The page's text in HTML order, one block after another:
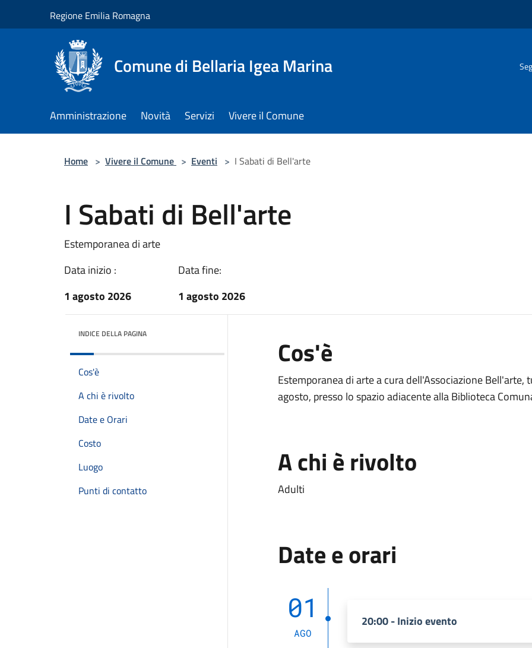
Regione Emilia Romagna
Comune di Bellaria Igea Marina
Amministrazione Novità Servizi Vivere il Comune
Home > Vivere il Comune > Eventi > I Sabati di Bell'arte
I Sabati di Bell'arte
Estemporanea di arte
Data inizio :
1 agosto 2026
Data fine:
1 agosto 2026
INDICE DELLA PAGINA
Cos'è
A chi è rivolto
Date e Orari
Costo
Luogo
Punti di contatto
Cos'è
Estemporanea di arte a cura dell'Associazione
agosto, presso lo spazio adiacente alla Biblioteca
A chi è rivolto
Adulti
Date e orari
01
AGO
20:00 - Inizio evento